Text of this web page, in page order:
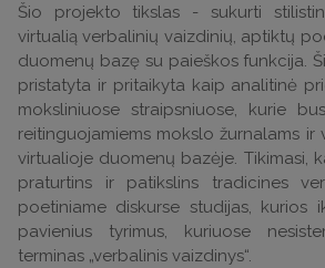
Šio projekto tikslas - sukurti
virtualią verbalinių vaizdinių, aptiktų
duomenų bazę su paieškos funkcija.
pristatyta ir pritaikyta kaip analitinė
moksliniuose straipsniuose, kurie
reitinguojamiems mokslo žurnalams ir
virtualioje duomenų bazėje. Tikimasi,
praturtins ir patikslins tradicines
poetiniame diskurse studijas, kurios
pavienius tyrimus, kuriuose
terminas „verbalinis vaizdinys“.